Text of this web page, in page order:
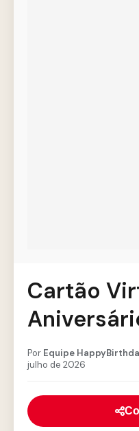
Cartão
Por Equipe
julho de 2026